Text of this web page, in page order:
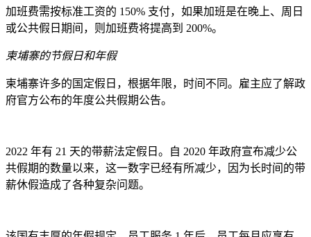
加班费需按标准工资的 150% 支付，如果加班是在晚上、周日
或公共假日期间，则加班费将提高到 200%。
柬埔寨的节假日和年假
柬埔寨许多的国定假日，根据年限，时间不同。雇主应了解政
府官方公布的年度公共假期公告。
2022 年有 21 天的带薪法定假日。自 2020 年政府宣布减少公
共假期的数量以来，这一数字已经有所减少，因为长时间的带
薪休假造成了各种复杂问题。